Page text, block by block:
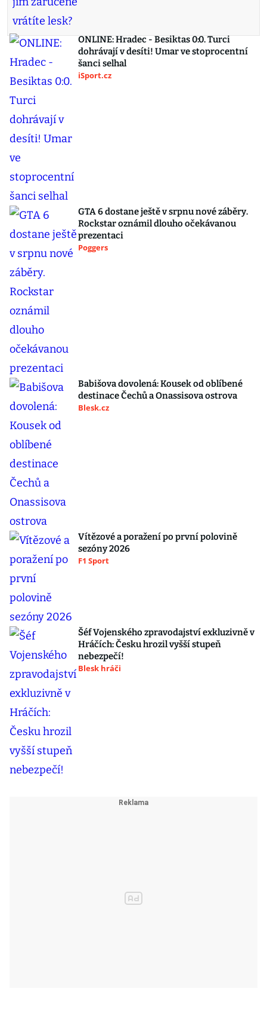
ONLINE: Hradec - Besiktas 0:0. Turci
dohrávají v desíti! Umar ve stoprocentní
šanci selhal
iSport.cz
GTA 6 dostane ještě v srpnu nové záběry.
Rockstar oznámil dlouho očekávanou
prezentaci
Poggers
Babišova dovolená: Kousek od oblíbené
destinace Čechů a Onassisova ostrova
Blesk.cz
Vítězové a poražení po první polovině
sezóny 2026
F1 Sport
Šéf Vojenského zpravodajství exkluzivně v
Hráčích: Česku hrozil vyšší stupeň
nebezpečí!
Blesk hráči